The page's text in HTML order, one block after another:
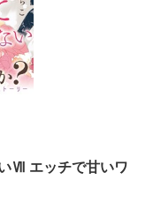
Ⅶ エッチで甘いワ